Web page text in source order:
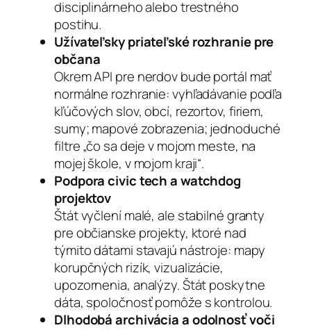
disciplinárneho alebo trestného
postihu.
Užívateľsky priateľské rozhranie pre
občana
Okrem API pre nerdov bude portál mať
normálne rozhranie: vyhľadávanie podľa
kľúčových slov, obcí, rezortov, firiem,
sumy; mapové zobrazenia; jednoduché
filtre „čo sa deje v mojom meste, na
mojej škole, v mojom kraji“.
Podpora civic tech a watchdog
projektov
Štát vyčlení malé, ale stabilné granty
pre občianske projekty, ktoré nad
týmito dátami stavajú nástroje: mapy
korupčných rizík, vizualizácie,
upozornenia, analýzy. Štát poskytne
dáta, spoločnosť pomôže s kontrolou.
Dlhodobá archivácia a odolnosť voči